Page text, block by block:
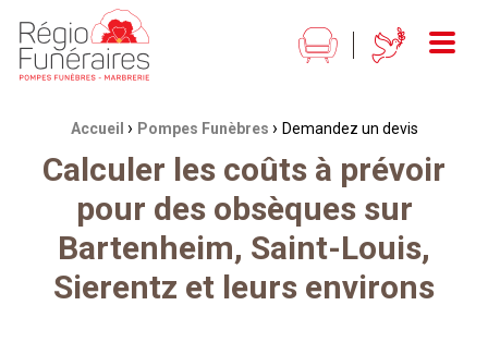
Régio Funéraires Pompes funèbres - marbrerie
Menu
Fil d'Ariane :
Accueil › Pompes Funèbres › Demandez un devis
Calculer les coûts à prévoir
pour des obsèques sur
Bartenheim, Saint-Louis,
Sierentz et leurs environs